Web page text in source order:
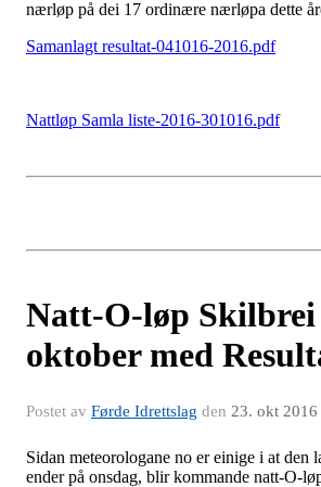
nærløp på dei 17 ordinære nærløpa dette
Samanlagt resultat-041016-2016.pdf
Nattløp Samla liste-2016-301016.pdf
Natt-O-løp Skilbrei
oktober med
Postet av Førde Idrettslag den 23. okt 2016
Sidan meteorologane no er einige i at den
ender på onsdag, blir kommande natt-O-